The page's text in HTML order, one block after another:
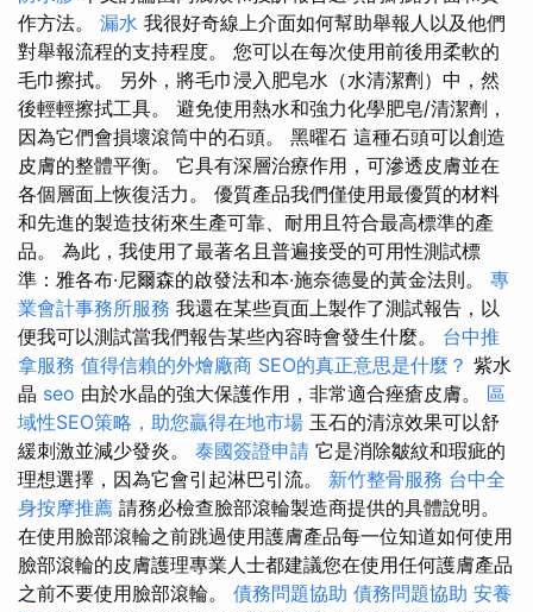
作方法。 漏水 我很好奇線上介面如何幫助舉報人以及他們
對舉報流程的支持程度。 您可以在每次使用前後用柔軟的
毛巾擦拭。 另外，將毛巾浸入肥皂水（水清潔劑）中，然
後輕輕擦拭工具。 避免使用熱水和強力化學肥皂/清潔劑，
因為它們會損壞滾筒中的石頭。 黑曜石 這種石頭可以創造
皮膚的整體平衡。 它具有深層治療作用，可滲透皮膚並在
各個層面上恢復活力。 優質產品我們僅使用最優質的材料
和先進的製造技術來生產可靠、耐用且符合最高標準的產
品。 為此，我使用了最著名且普遍接受的可用性測試標
準：雅各布·尼爾森的啟發法和本·施奈德曼的黃金法則。 專
業會計事務所服務 我還在某些頁面上製作了測試報告，以
便我可以測試當我們報告某些內容時會發生什麼。 台中推
拿服務 值得信賴的外燴廠商 SEO的真正意思是什麼？ 紫水
晶 seo 由於水晶的強大保護作用，非常適合痤瘡皮膚。 區
域性SEO策略，助您贏得在地市場 玉石的清涼效果可以舒
緩刺激並減少發炎。 泰國簽證申請 它是消除皺紋和瑕疵的
理想選擇，因為它會引起淋巴引流。 新竹整骨服務 台中全
身按摩推薦 請務必檢查臉部滾輪製造商提供的具體說明。
在使用臉部滾輪之前跳過使用護膚產品每一位知道如何使用
臉部滾輪的皮膚護理專業人士都建議您在使用任何護膚產品
之前不要使用臉部滾輪。 債務問題協助 債務問題協助 安養